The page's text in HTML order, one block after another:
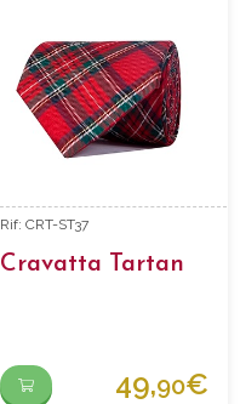
Rif: CRT-ST37
Cravatta Tartan
49,90€